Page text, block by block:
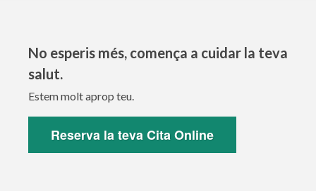
No esperis més, comença a cuidar la teva
salut.
Estem molt aprop teu.
Reserva la teva Cita Online